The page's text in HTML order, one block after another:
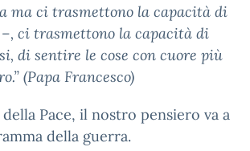
ma ci trasmettono la capacità di
ci trasmettono la capacità di
di sentire le cose con cuore più
(Papa Francesco)
Pace, il nostro pensiero va a
della guerra.